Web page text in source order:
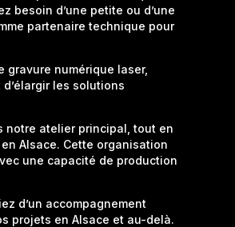
besoin d’une petite ou d’une
partenaire technique pour
gravure numérique laser,
les solutions
notre atelier principal, tout en
Alsace. Cette organisation
une capacité de production
d’un accompagnement
projets en Alsace et au-delà.